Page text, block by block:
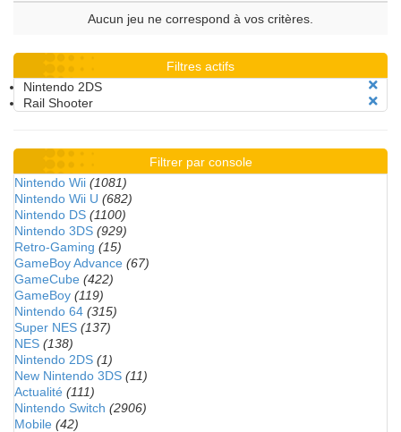
Aucun jeu ne correspond à vos critères.
Filtres actifs
Nintendo 2DS
Rail Shooter
Filtrer par console
Nintendo Wii (1081)
Nintendo Wii U (682)
Nintendo DS (1100)
Nintendo 3DS (929)
Retro-Gaming (15)
GameBoy Advance (67)
GameCube (422)
GameBoy (119)
Nintendo 64 (315)
Super NES (137)
NES (138)
Nintendo 2DS (1)
New Nintendo 3DS (11)
Actualité (111)
Nintendo Switch (2906)
Mobile (42)